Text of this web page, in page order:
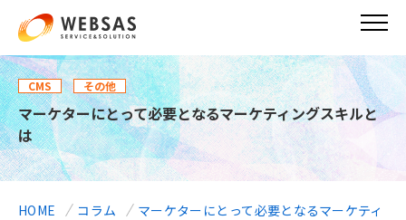
コ
ン
テ
ン
ツ
に
移
CMS その他
マーケターにとって必要となるマーケティングスキルと
は
HOME コラム
マーケターにとって必要となるマーケティ